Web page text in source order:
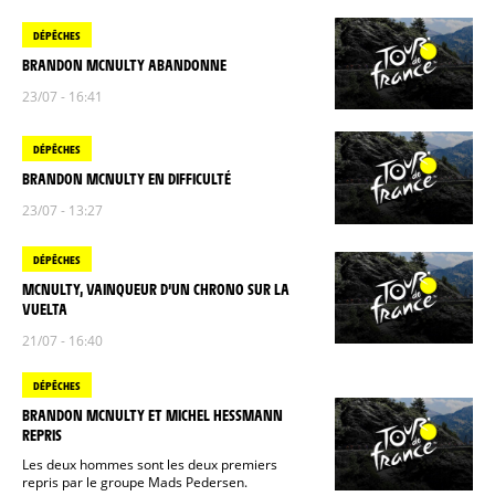
DÉPÊCHES
BRANDON MCNULTY ABANDONNE
23/07 - 16:41
DÉPÊCHES
BRANDON MCNULTY EN DIFFICULTÉ
23/07 - 13:27
DÉPÊCHES
MCNULTY, VAINQUEUR D’UN CHRONO SUR LA
VUELTA
21/07 - 16:40
DÉPÊCHES
BRANDON MCNULTY ET MICHEL HESSMANN
REPRIS
Les deux hommes sont les deux premiers
repris par le groupe Mads Pedersen.